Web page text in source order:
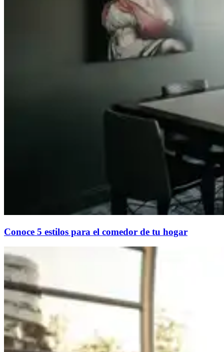
Conoce 5 estilos para el comedor de tu hogar